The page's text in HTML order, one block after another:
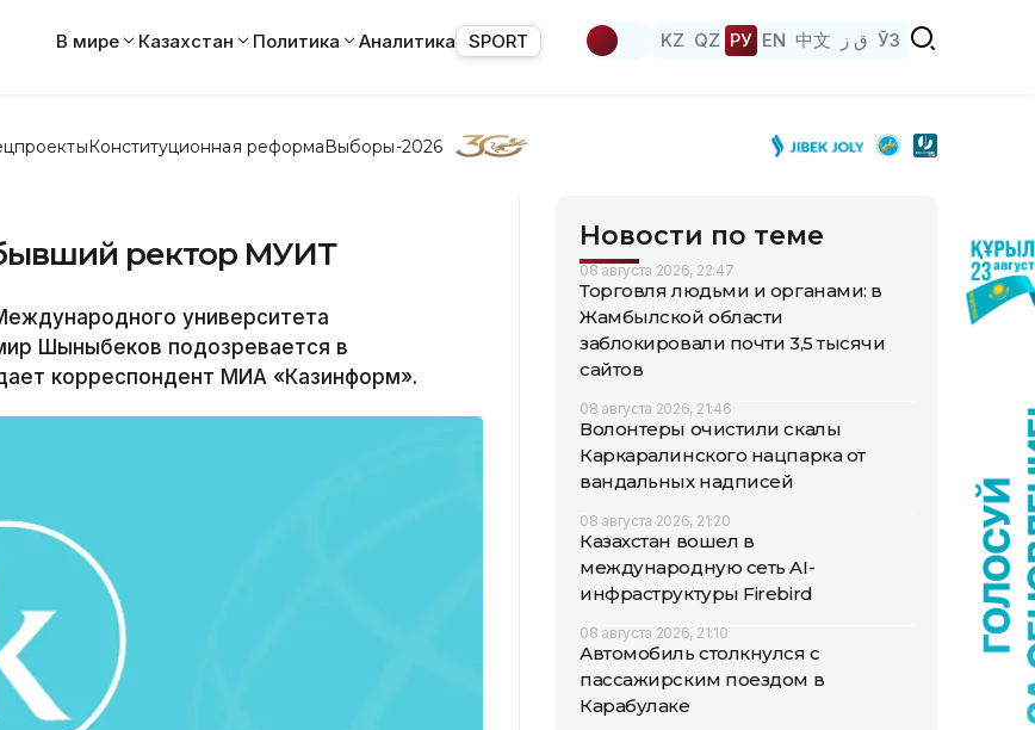
В мире Казахстан Политика Аналитика SPORT KZ QZ РУ EN 中文 ق ز ЎЗ
Конституционная реформаВыборы-2026
ректор МУИТ
университета
Шыныбеков подозревается в
корреспондент МИА «Казинформ».
Новости по теме
08 августа 2026, 22:47
Торговля людьми и органами: в
Жамбылской области
заблокировали почти 3,5 тысячи
сайтов
08 августа 2026, 21:46
Волонтеры очистили скалы
Каркаралинского нацпарка от
вандальных надписей
08 августа 2026, 21:20
Казахстан вошел в
международную сеть AI-
инфраструктуры Firebird
08 августа 2026, 21:10
Автомобиль столкнулся с
пассажирским поездом в
Карабулаке